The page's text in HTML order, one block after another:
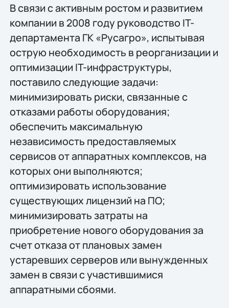
В связи с активным ростом и развитием
компании в 2008 году руководство IT-
департамента ГК «Русагро», испытывая
острую необходимость в реорганизации и
оптимизации IT-инфраструктуры,
поставило следующие задачи:
минимизировать риски, связанные с
отказами работы оборудования;
обеспечить максимальную
независимость предоставляемых
сервисов от аппаратных комплексов, на
которых они выполняются;
оптимизировать использование
существующих лицензий на ПО;
минимизировать затраты на
приобретение нового оборудования за
счет отказа от плановых замен
устаревших серверов или вынужденных
замен в связи с участившимися
аппаратными сбоями.